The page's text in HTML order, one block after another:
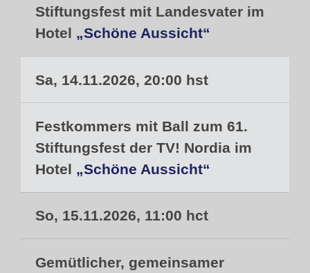
Stiftungsfest mit Landesvater im
Hotel „Schöne Aussicht“
Sa, 14.11.2026, 20:00 hst
Festkommers mit Ball zum 61.
Stiftungsfest der TV! Nordia im
Hotel „Schöne Aussicht“
So, 15.11.2026, 11:00 hct
Gemütlicher, gemeinsamer